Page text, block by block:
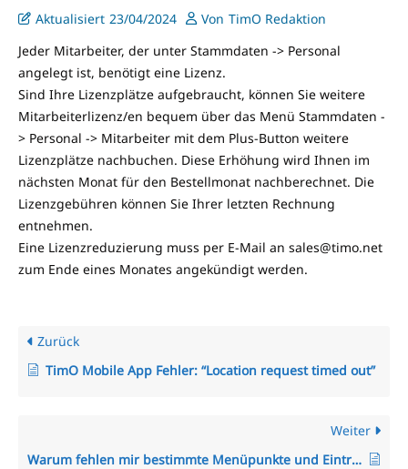
Aktualisiert 23/04/2024 Von TimO Redaktion
Jeder Mitarbeiter, der unter Stammdaten -> Personal
angelegt ist, benötigt eine Lizenz.
Sind Ihre Lizenzplätze aufgebraucht, können Sie weitere
Mitarbeiterlizenz/en bequem über das Menü Stammdaten -
> Personal -> Mitarbeiter mit dem Plus-Button weitere
Lizenzplätze nachbuchen. Diese Erhöhung wird Ihnen im
nächsten Monat für den Bestellmonat nachberechnet. Die
Lizenzgebühren können Sie Ihrer letzten Rechnung
entnehmen.
Eine Lizenzreduzierung muss per E-Mail an sales@timo.net
zum Ende eines Monates angekündigt werden.
Zurück
TimO Mobile App Fehler: “Location request timed out”
Weiter
Warum fehlen mir bestimmte Menüpunkte und Einträge im Menü?